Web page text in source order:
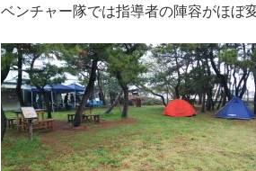
ベンチャー隊では指導者の陣容がほぼ